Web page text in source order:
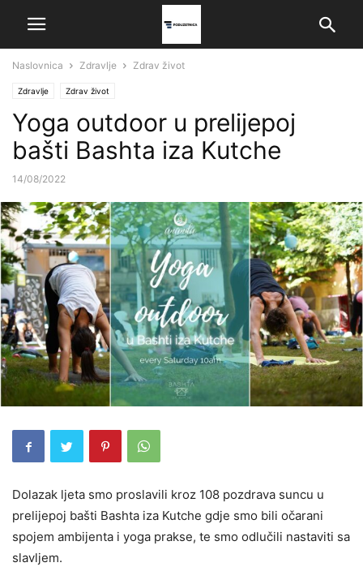
Naslovnica Zdravlje Zdrav život
Zdravlje Zdrav život
Yoga outdoor u prelijepoj
bašti Bashta iza Kutche
14/08/2022
Dolazak ljeta smo proslavili kroz 108 pozdrava suncu u
prelijepoj bašti Bashta iza Kutche gdje smo bili očarani
spojem ambijenta i yoga prakse, te smo odlučili nastaviti sa
slavljem.